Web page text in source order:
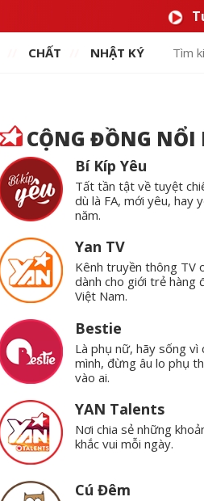
CHẤT NHẬT KÝ
CỘNG ĐỒNG NỔI
Bí Kíp Yêu
Tất tần tật về tuyệt
dù là FA, mới yêu, hay
năm.
Yan TV
Kênh truyền thông TV
dành cho giới trẻ hàng
Việt Nam.
Bestie
Là phụ nữ, hãy sống vì
mình, đừng âu lo phụ
vào ai.
YAN Talents
Nơi chia sẻ những
khắc vui mỗi ngày.
Cú Đêm